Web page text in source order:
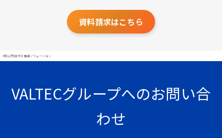
資料請求はこちら
#官公庁向けDX推進ソリューション
VALTECグループへのお問い合
わせ